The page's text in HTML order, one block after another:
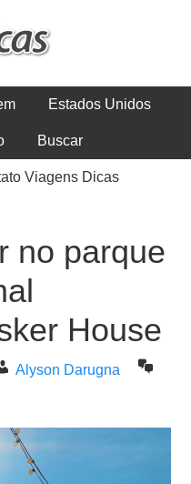
Estados Unidos
Buscar
Viagens Dicas
no parque
House
Alyson Darugna